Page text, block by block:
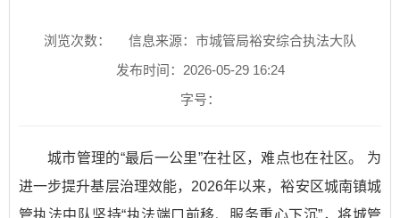
浏览次数：
信息来源：市城管局裕安综合执法大队
发布时间：2026-05-29 16:24
字号：
城市管理的“最后一公里”在社区，难点也在社区。 为
进一步提升基层治理效能，2026年以来，裕安区城南镇城
管执法中队坚持“执法端口前移、服务重心下沉”，将城管